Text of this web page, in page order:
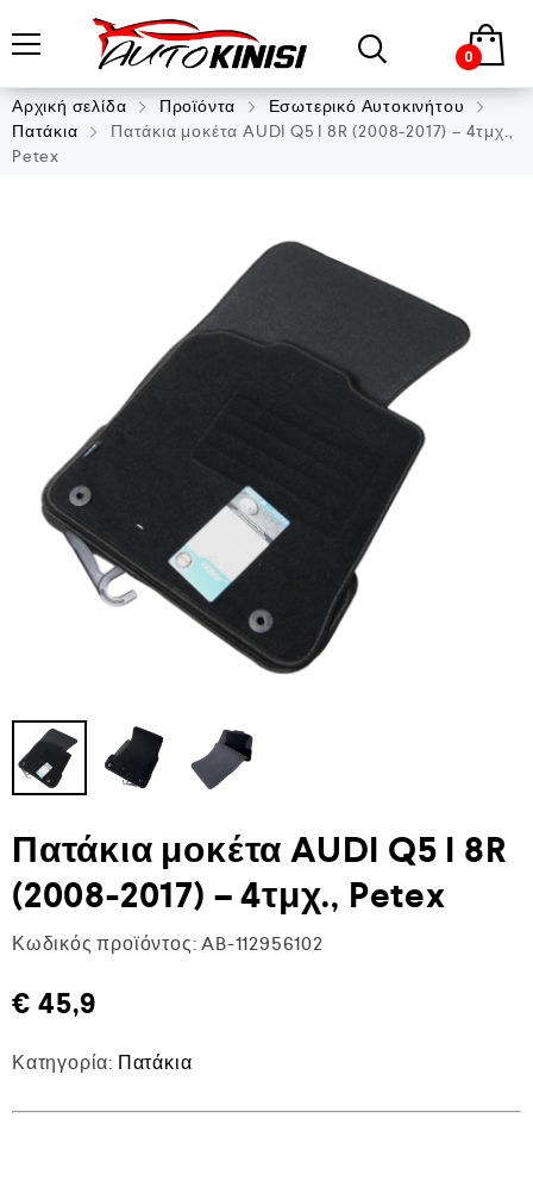
0
Αρχική σελίδα Προϊόντα
Εσωτερικό Αυτοκινήτου
Πατάκια
Πατάκια μοκέτα AUDI Q5 I 8R (2008-2017) – 4τμχ.,
Petex
Πατάκια μοκέτα AUDI Q5 I 8R
(2008-2017) – 4τμχ., Petex
Κωδικός προϊόντος: AB-112956102
€ 45,9
Κατηγορία: Πατάκια